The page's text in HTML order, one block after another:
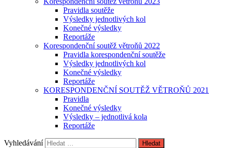
Pravidla soutěže
Výsledky jednotlivých kol
Konečné výsledky
Reportáže
Korespondenční soutěž větroňů 2022
Pravidla korespondenční soutěže
Výsledky jednotlivých kol
Konečné výsledky
Reportáže
KORESPONDENČNÍ SOUTĚŽ VĚTROŇŮ 2021
Pravidla
Konečné výsledky
Výsledky – jednotlivá kola
Reportáže
Vyhledávání